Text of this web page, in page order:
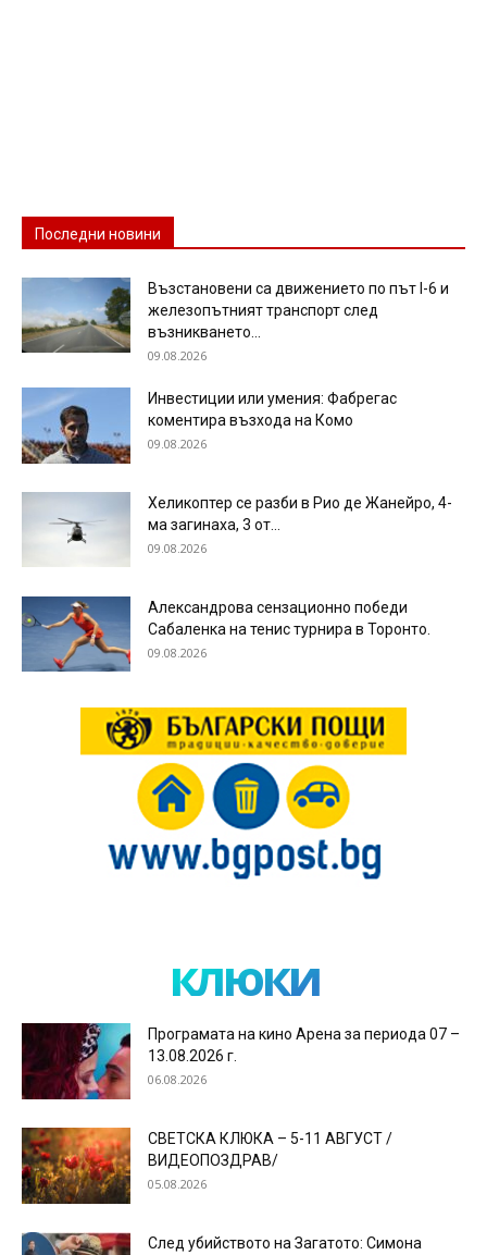
Последни новини
Възстановени са движението по път I-6 и
железопътният транспорт след
възникването...
09.08.2026
Инвестиции или умения: Фабрегас
коментира възхода на Комо
09.08.2026
Хеликоптер се разби в Рио де Жанейро, 4-
ма загинаха, 3 от...
09.08.2026
Александрова сензационно победи
Сабаленка на тенис турнира в Торонто.
09.08.2026
клюки
Програмата на кино Арена за периода 07 –
13.08.2026 г.
06.08.2026
СВЕТСКА КЛЮКА – 5-11 АВГУСТ /
ВИДЕОПОЗДРАВ/
05.08.2026
След убийството на Загатото: Симона